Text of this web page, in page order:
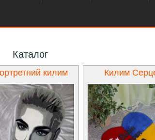
Каталог
килим Килим